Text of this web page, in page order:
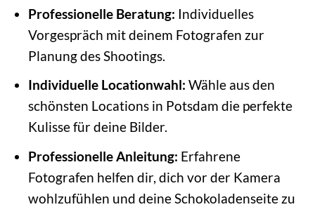
Professionelle Beratung: Individuelles
Vorgespräch mit deinem Fotografen zur
Planung des Shootings.
Individuelle Locationwahl: Wähle aus den
schönsten Locations in Potsdam die perfekte
Kulisse für deine Bilder.
Professionelle Anleitung: Erfahrene
Fotografen helfen dir, dich vor der Kamera
wohlzufühlen und deine Schokoladenseite zu